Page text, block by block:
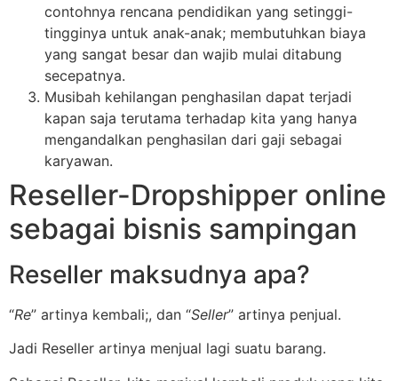
contohnya rencana pendidikan yang setinggi-
tingginya untuk anak-anak; membutuhkan biaya
yang sangat besar dan wajib mulai ditabung
secepatnya.
Musibah kehilangan penghasilan dapat terjadi
kapan saja terutama terhadap kita yang hanya
mengandalkan penghasilan dari gaji sebagai
karyawan.
Reseller-Dropshipper online
sebagai bisnis sampingan
Reseller maksudnya apa?
“Re” artinya kembali;, dan “Seller” artinya penjual.
Jadi Reseller artinya menjual lagi suatu barang.